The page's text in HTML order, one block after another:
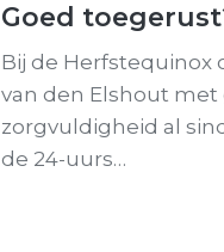
Goed
Bij de Herfstequinox
van den Elshout met
zorgvuldigheid al
de 24-uurs…